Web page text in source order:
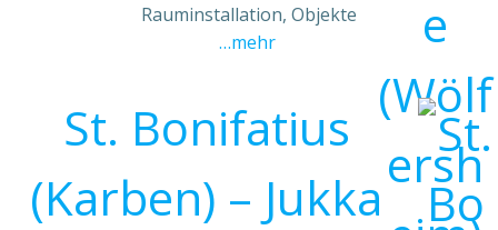
Rauminstallation, Objekte
…mehr
St. Bonifatius
(Karben) – Jukka